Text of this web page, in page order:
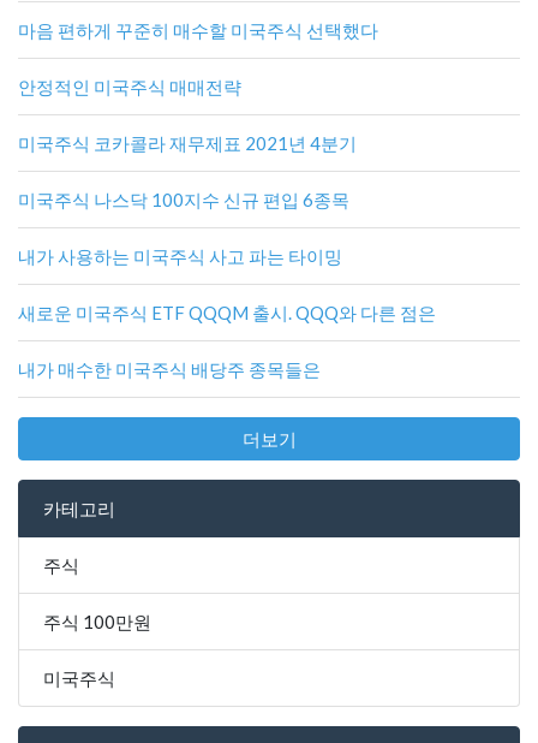
마음 편하게 꾸준히 매수할 미국주식 선택했다
안정적인 미국주식 매매전략
미국주식 코카콜라 재무제표 2021년 4분기
미국주식 나스닥 100지수 신규 편입 6종목
내가 사용하는 미국주식 사고 파는 타이밍
새로운 미국주식 ETF QQQM 출시. QQQ와 다른 점은
내가 매수한 미국주식 배당주 종목들은
더보기
카테고리
주식
주식 100만원
미국주식